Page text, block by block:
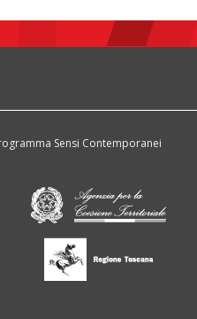
Sensi Contemporanei